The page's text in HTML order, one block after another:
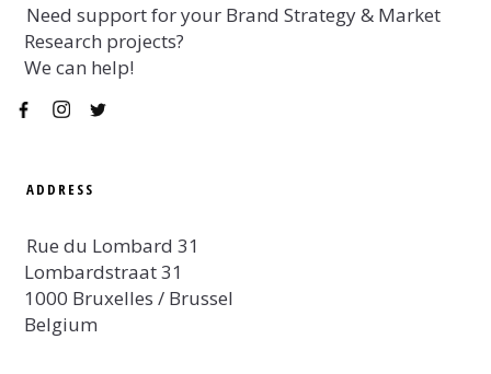
Need support for your Brand Strategy & Market
Research projects?
We can help!
ADDRESS
Rue du Lombard 31
Lombardstraat 31
1000 Bruxelles / Brussel
Belgium